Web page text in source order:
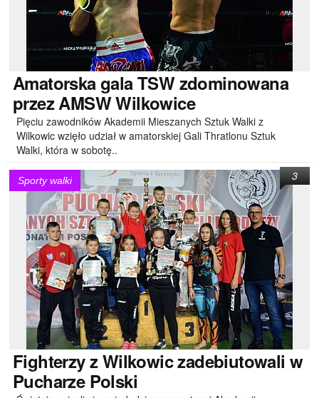
Amatorskagala TSW zdominowana
przez AMSW Wilkowice
Pięciu zawodników Akademii Mieszanych Sztuk Walki z
Wilkowic wzięło udział w amatorskiej Gali Thratlonu Sztuk
Walki, która w sobotę..
Sporty walki
Fighterzyz Wilkowic zadebiutowali w
Pucharze Polski
3